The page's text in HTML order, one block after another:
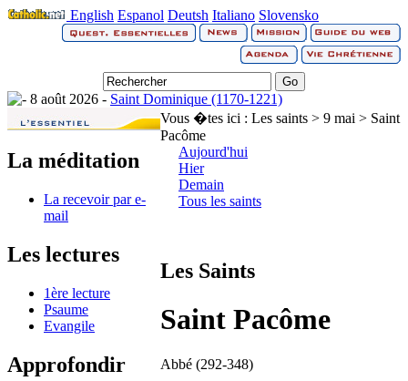
English Espanol Deutsh Italiano Slovensko
8 août 2026 - Saint Dominique (1170-1221)
La méditation
La recevoir par e-
mail
Les lectures
1ère lecture
Psaume
Evangile
Approfondir
Vous �tes ici : Les saints > 9 mai > Saint
Pacôme
Aujourd'hui
Hier
Demain
Tous les saints
Les Saints
Saint Pacôme
Abbé (292-348)